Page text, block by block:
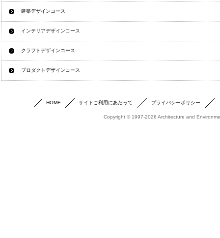
建築デザインコース
インテリアデザインコース
クラフトデザインコース
プロダクトデザインコース
HOME サイトご利用にあたって プライバシーポリシー
Copyright © 1997-2026 Architecture and